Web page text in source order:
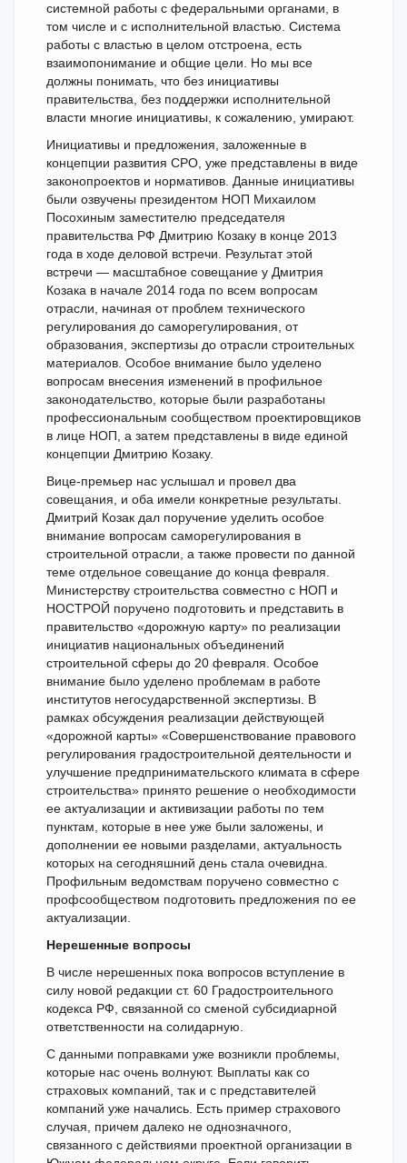
системной работы с федеральными органами, в
том числе и с исполнительной властью. Система
работы с властью в целом отстроена, есть
взаимопонимание и общие цели. Но мы все
должны понимать, что без инициативы
правительства, без поддержки исполнительной
власти многие инициативы, к сожалению, умирают.
Инициативы и предложения, заложенные в
концепции развития СРО, уже представлены в виде
законопроектов и нормативов. Данные инициативы
были озвучены президентом НОП Михаилом
Посохиным заместителю председателя
правительства РФ Дмитрию Козаку в конце 2013
года в ходе деловой встречи. Результат этой
встречи — масштабное совещание у Дмитрия
Козака в начале 2014 года по всем вопросам
отрасли, начиная от проблем технического
регулирования до саморегулирования, от
образования, экспертизы до отрасли строительных
материалов. Особое внимание было уделено
вопросам внесения изменений в профильное
законодательство, которые были разработаны
профессиональным сообществом проектировщиков
в лице НОП, а затем представлены в виде единой
концепции Дмитрию Козаку.
Вице-премьер нас услышал и провел два
совещания, и оба имели конкретные результаты.
Дмитрий Козак дал поручение уделить особое
внимание вопросам саморегулирования в
строительной отрасли, а также провести по данной
теме отдельное совещание до конца февраля.
Министерству строительства совместно с НОП и
НОСТРОЙ поручено подготовить и представить в
правительство «дорожную карту» по реализации
инициатив национальных объединений
строительной сферы до 20 февраля. Особое
внимание было уделено проблемам в работе
институтов негосударственной экспертизы. В
рамках обсуждения реализации действующей
«дорожной карты» «Совершенствование правового
регулирования градостроительной деятельности и
улучшение предпринимательского климата в сфере
строительства» принято решение о необходимости
ее актуализации и активизации работы по тем
пунктам, которые в нее уже были заложены, и
дополнении ее новыми разделами, актуальность
которых на сегодняшний день стала очевидна.
Профильным ведомствам поручено совместно с
профсообществом подготовить предложения по ее
актуализации.
Нерешенные вопросы
В числе нерешенных пока вопросов вступление в
силу новой редакции ст. 60 Градостроительного
кодекса РФ, связанной со сменой субсидиарной
ответственности на солидарную.
С данными поправками уже возникли проблемы,
которые нас очень волнуют. Выплаты как со
страховых компаний, так и с представителей
компаний уже начались. Есть пример страхового
случая, причем далеко не однозначного,
связанного с действиями проектной организации в